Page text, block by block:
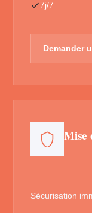
7j/7
Demander
Mise
Sécurisation